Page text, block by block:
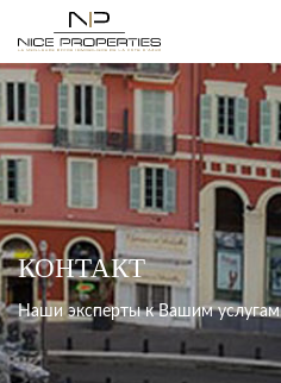
КОНТАКТ
Наши эксперты к Вашим услугам